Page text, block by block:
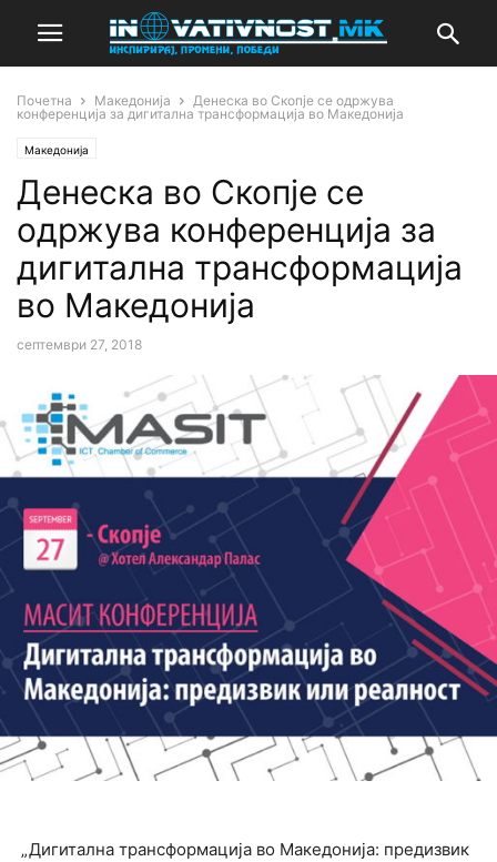
Почетна Македонија
Денеска во Скопје се одржува
конференција за дигитална трансформација во Македонија
Македонија
Денеска во Скопје се
одржува конференција за
дигитална трансформација
во Македонија
септември 27, 2018
„Дигитална трансформација во Македонија: предизвик